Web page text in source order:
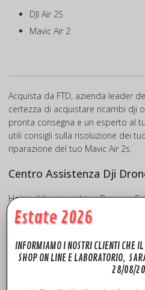
DJI Air 2S
Mavic Air 2
Acquista da FTD, azienda leader
certezza di acquistare ricambi dji
pronta consegna e un esperto al
utili consigli sulla risoluzione dei
riparazione del tuo Mavic Air 2s.
Centro Assistenza Dji
Hai problemi con il tuo Drone o
assistenza, revisione o
affidare a noi la sostituzione dei
Niente paura! Fly to Discover offre
per i marchi DJI, PARROT.
Estate 2026
INFORMIAMO I NOSTRI CLIENTI CHE
SHOP ON LINE E LABORATORIO,
28/08/